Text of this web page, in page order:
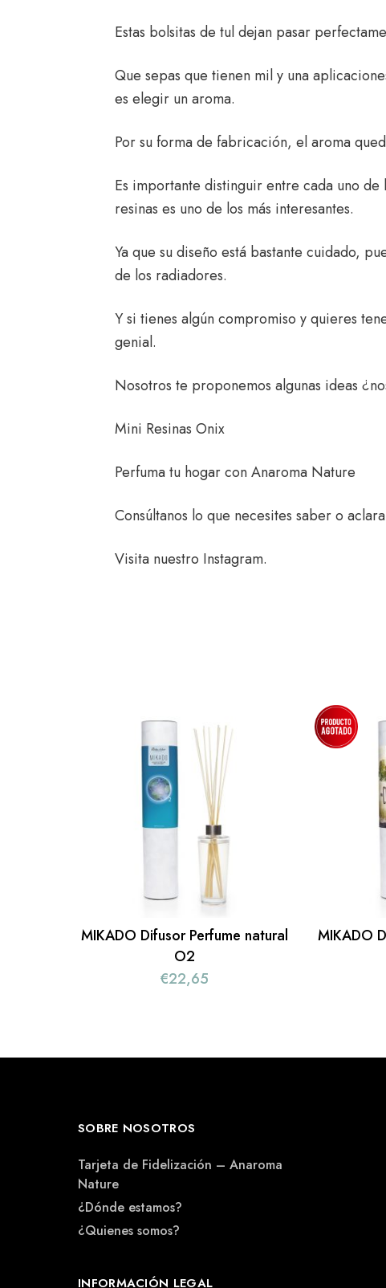
Estas bolsitas de tul dejan pasar
Que sepas que tienen mil y una
es elegir un aroma.
Por su forma de fabricación, el aroma
Es importante distinguir entre cada uno
resinas es uno de los más interesantes.
Ya que su diseño está bastante cuidado,
de los radiadores.
Y si tienes algún compromiso y quieres
genial.
Nosotros te proponemos algunas ideas
Mini Resinas Onix
Perfuma tu hogar conAnaroma Nature
Consúltanos lo que necesites saber o
Visita nuestro Instagram.
MIKADO Difusor Perfume natural
O2
€22,65
MIKADO
SOBRE NOSOTROS
Tarjeta de Fidelización – Anaroma
Nature
¿Dónde estamos?
¿Quienes somos?
INFORMACIÓN LEGAL